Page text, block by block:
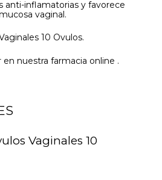
anti-inflamatorias y favorece
vaginal.
10 Ovulos.
nuestra farmacia online .
Vaginales 10